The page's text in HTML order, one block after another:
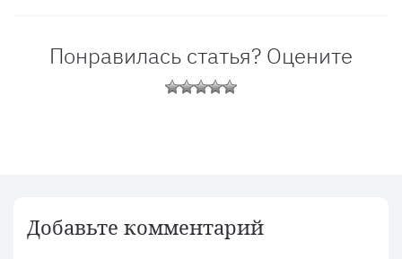
Понравилась статья? Оцените
Добавьте комментарий